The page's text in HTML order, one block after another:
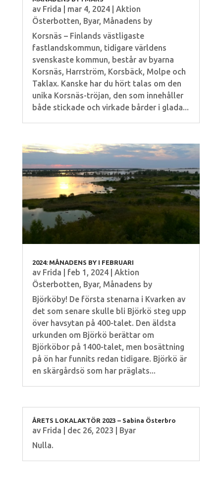
av Frida mar 4, 2024| Aktion
Österbotten, Byar, Månadens by
Korsnäs – Finlands västligaste
fastlandskommun, tidigare världens
svenskaste kommun, består av byarna
Korsnäs, Harrström, Korsbäck, Molpe och
Taklax. Kanske har du hört talas om den
unika Korsnäs-tröjan, den som innehåller
både stickade och virkade bårder i glada...
2024: MÅNADENS BY I FEBRUARI
av Frida feb 1, 2024| Aktion
Österbotten, Byar, Månadens by
Björköby! De första stenarna i Kvarken av
det som senare skulle bli Björkö steg upp
över havsytan på 400-talet. Den äldsta
urkunden om Björkö berättar om
Björköbor på 1400-talet, men bosättning
på ön har funnits redan tidigare. Björkö är
en skärgårdsö som har präglats...
ÅRETS LOKALAKTÖR 2023 – Sabina Österbro
av Frida dec 26, 2023
Byar
Nulla.